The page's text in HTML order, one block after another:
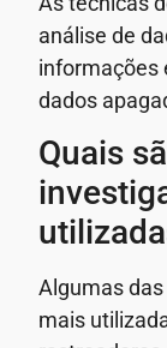
análise de
informações
dados
Quais
Algumas
mais